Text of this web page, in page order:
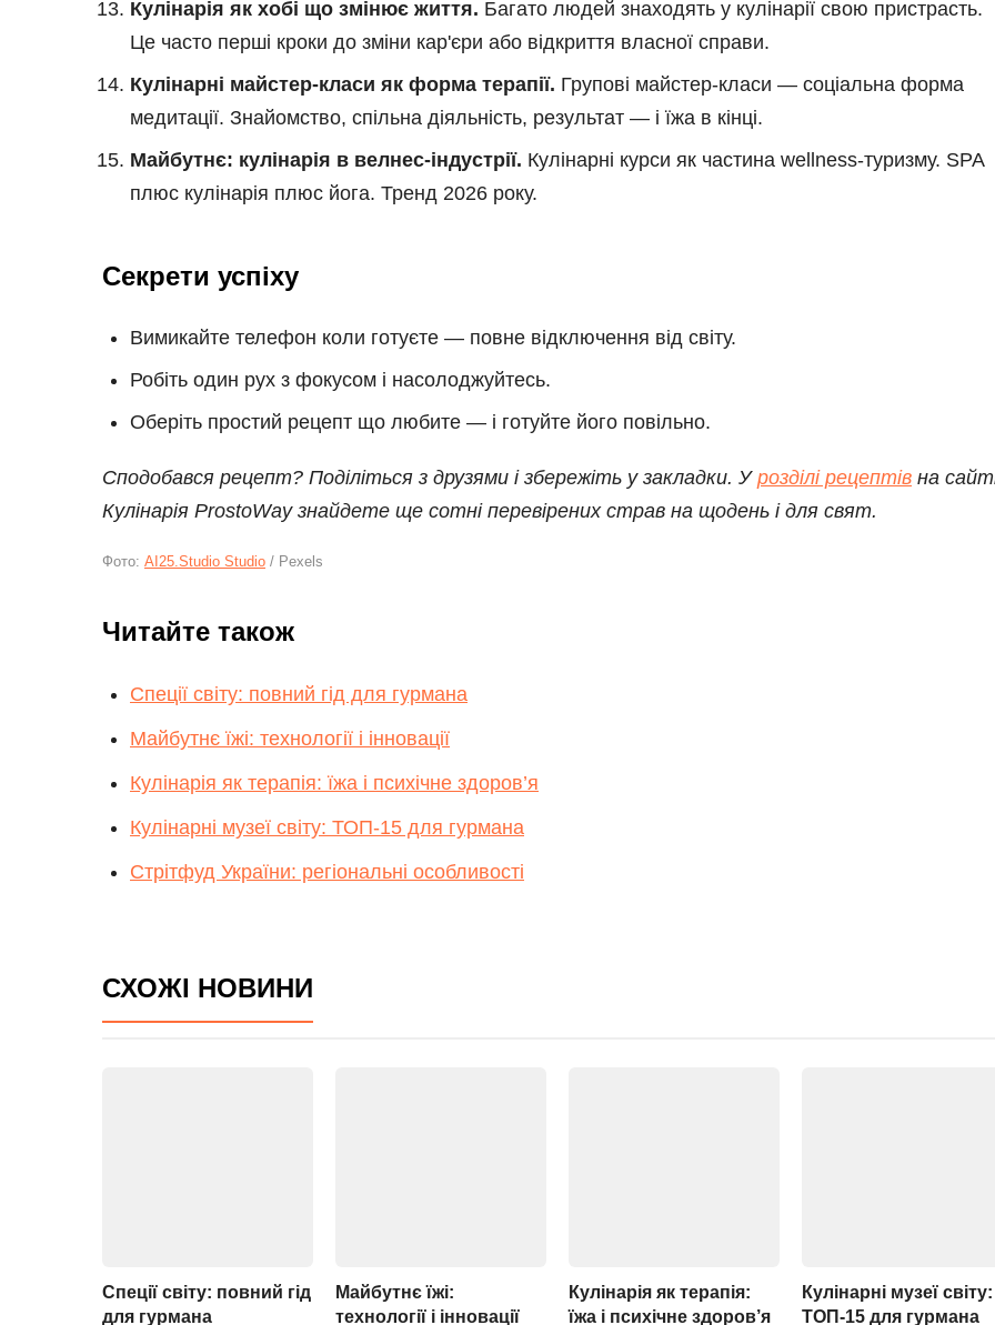
Кулінарія як хобі що змінює життя. Багато людей знаходять у кулінарії свою пристрасть.
Це часто перші кроки до зміни кар'єри або відкриття власної справи.
Кулінарні майстер-класи як форма терапії. Групові майстер-класи — соціальна форма
медитації. Знайомство, спільна діяльність, результат — і їжа в кінці.
Майбутнє: кулінарія в велнес-індустрії. Кулінарні курси як частина wellness-туризму. SPA
плюс кулінарія плюс йога. Тренд 2026 року.
Секрети успіху
Вимикайте телефон коли готуєте — повне відключення від світу.
Робіть один рух з фокусом і насолоджуйтесь.
Оберіть простий рецепт що любите — і готуйте його повільно.
Сподобався рецепт? Поділіться з друзями і збережіть у закладки. У розділі рецептів на
Кулінарія ProstoWay знайдете ще сотні перевірених страв на щодень і для свят.
Фото: AI25.Studio Studio / Pexels
Читайте також
Спеції світу: повний гід для гурмана
Майбутнє їжі: технології і інновації
Кулінарія як терапія: їжа і психічне здоров’я
Кулінарні музеї світу: ТОП-15 для гурмана
Стрітфуд України: регіональні особливості
СХОЖІ НОВИНИ
Спеції світу: повний гід
для гурмана
Майбутнє їжі:
технології і інновації
Кулінарія як терапія:
їжа і психічне здоров’я
Кулінарні музеї світу:
ТОП-15 для гурмана